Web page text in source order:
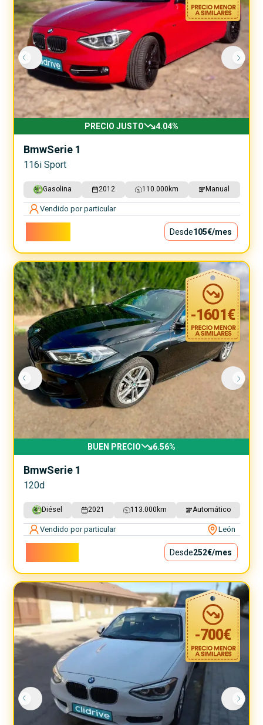
PRECIO JUSTO 4.04%
BmwSerie 1
116i Sport
Gasolina 2012 110.000 km Manual
Vendido por particular
Desde105€/mes
-1601€
BUEN PRECIO 6.56%
BmwSerie 1
120d
Diésel 2021 113.000 km Automático
Vendido por particular León
Desde252€/mes
-700€